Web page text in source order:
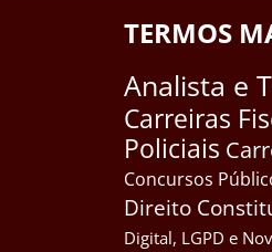
TERMOS
Analista e
Carreiras
Policiais
Concursos
Direito
Digital, LGPD e